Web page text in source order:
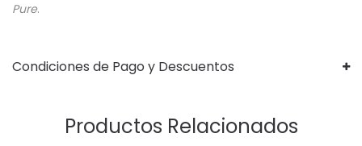
Pure.
Condiciones de Pago y Descuentos
Productos Relacionados